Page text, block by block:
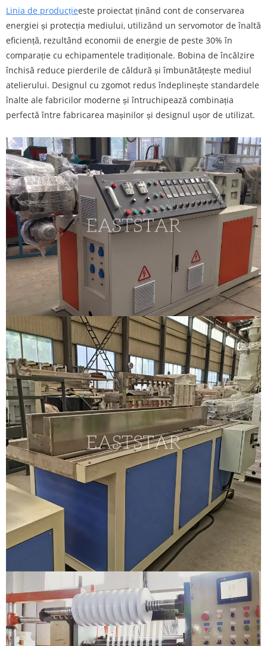
Linia de producțieeste proiectat ținând cont de conservarea
energiei și protecția mediului, utilizând un servomotor de înaltă
eficiență, rezultând economii de energie de peste 30% în
comparație cu echipamentele tradiționale. Bobina de încălzire
închisă reduce pierderile de căldură și îmbunătățește mediul
atelierului. Designul cu zgomot redus îndeplinește standardele
înalte ale fabricilor moderne și întruchipează combinația
perfectă între fabricarea mașinilor și designul ușor de utilizat.